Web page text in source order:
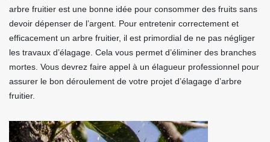
arbre fruitier est une bonne idée pour consommer des fruits sans
devoir dépenser de l’argent. Pour entretenir correctement et
efficacement un arbre fruitier, il est primordial de ne pas négliger
les travaux d’élagage. Cela vous permet d’éliminer des branches
mortes. Vous devrez faire appel à un élagueur professionnel pour
assurer le bon déroulement de votre projet d’élagage d’arbre
fruitier.